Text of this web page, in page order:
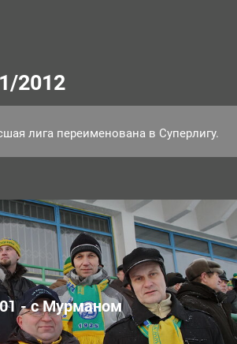
2012
лига переименована в Суперлигу.
01 - с Мурманом